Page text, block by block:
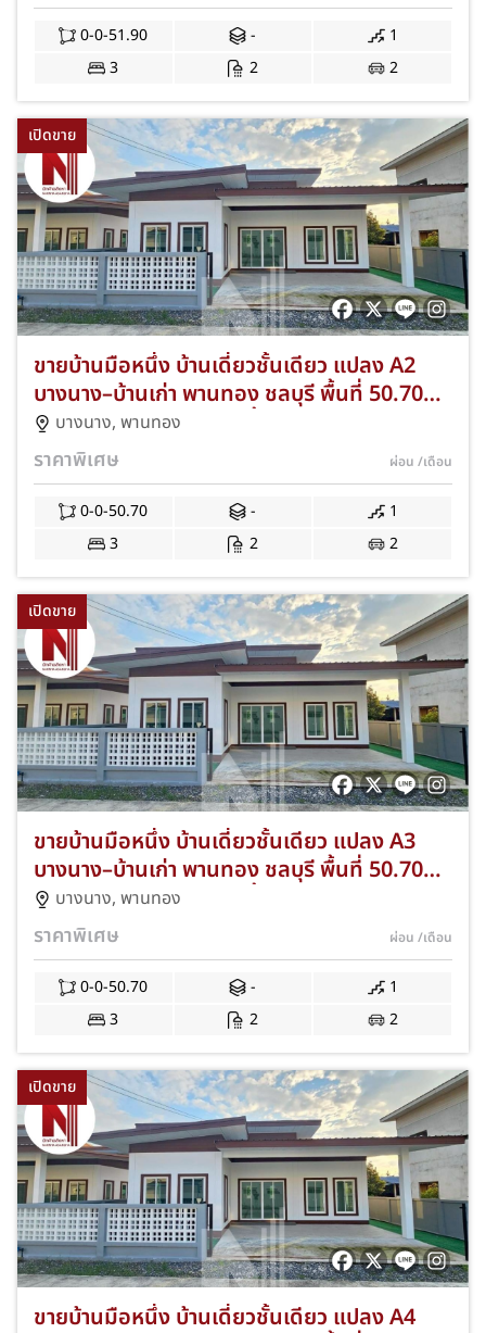
0-0-51.90 -
1
3
2 2
เปิดขาย
ขายบ้านมือหนึ่ง บ้านเดี่ยวชั้นเดียว แปลง A2
บางนาง–บ้านเก่า พานทอง ชลบุรี พื้นที่ 50.70
ตร.ว. 3 ห้องนอน 2 ห้องน้ำ ฟรีค่าโอน+แอร์
พร้อมเข้าอยู่ JS-276
บางนาง, พานทอง
ราคาพิเศษ ผ่อน /เดือน
0-0-50.70 -
1
3
2 2
เปิดขาย
ขายบ้านมือหนึ่ง บ้านเดี่ยวชั้นเดียว แปลง A3
บางนาง–บ้านเก่า พานทอง ชลบุรี พื้นที่ 50.70
ตร.ว. 3 ห้องนอน 2 ห้องน้ำ ฟรีค่าโอน+แอร์
พร้อมเข้าอยู่ JS-276
บางนาง, พานทอง
ราคาพิเศษ ผ่อน /เดือน
0-0-50.70 -
1
3
2 2
เปิดขาย
ขายบ้านมือหนึ่ง บ้านเดี่ยวชั้นเดียว แปลง A4